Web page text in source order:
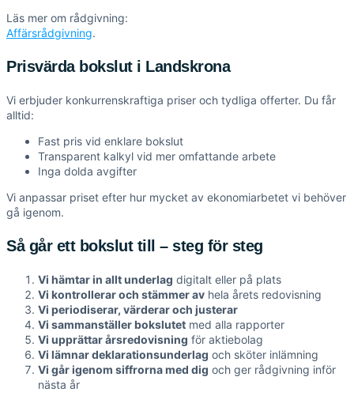
Läs mer om rådgivning:
Affärsrådgivning.
Prisvärda bokslut i Landskrona
Vi erbjuder konkurrenskraftiga priser och tydliga offerter. Du får
alltid:
Fast pris vid enklare bokslut
Transparent kalkyl vid mer omfattande arbete
Inga dolda avgifter
Vi anpassar priset efter hur mycket av ekonomiarbetet vi behöver
gå igenom.
Så går ett bokslut till – steg för steg
Vi hämtar in allt underlag digitalt eller på plats
Vi kontrollerar och stämmer av hela årets redovisning
Vi periodiserar, värderar och justerar
Vi sammanställer bokslutet med alla rapporter
Vi upprättar årsredovisning för aktiebolag
Vi lämnar deklarationsunderlag och sköter inlämning
Vi går igenom siffrorna med dig och ger rådgivning inför
nästa år